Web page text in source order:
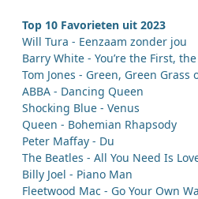
Top 10 Favorieten uit 2023
Will Tura - Eenzaam zonder jou
Barry White - You’re the First,
Tom Jones - Green, Green Grass
ABBA - Dancing Queen
Shocking Blue - Venus
Queen - Bohemian Rhapsody
Peter Maffay - Du
The Beatles - All You Need Is
Billy Joel - Piano Man
Fleetwood Mac - Go Your Own